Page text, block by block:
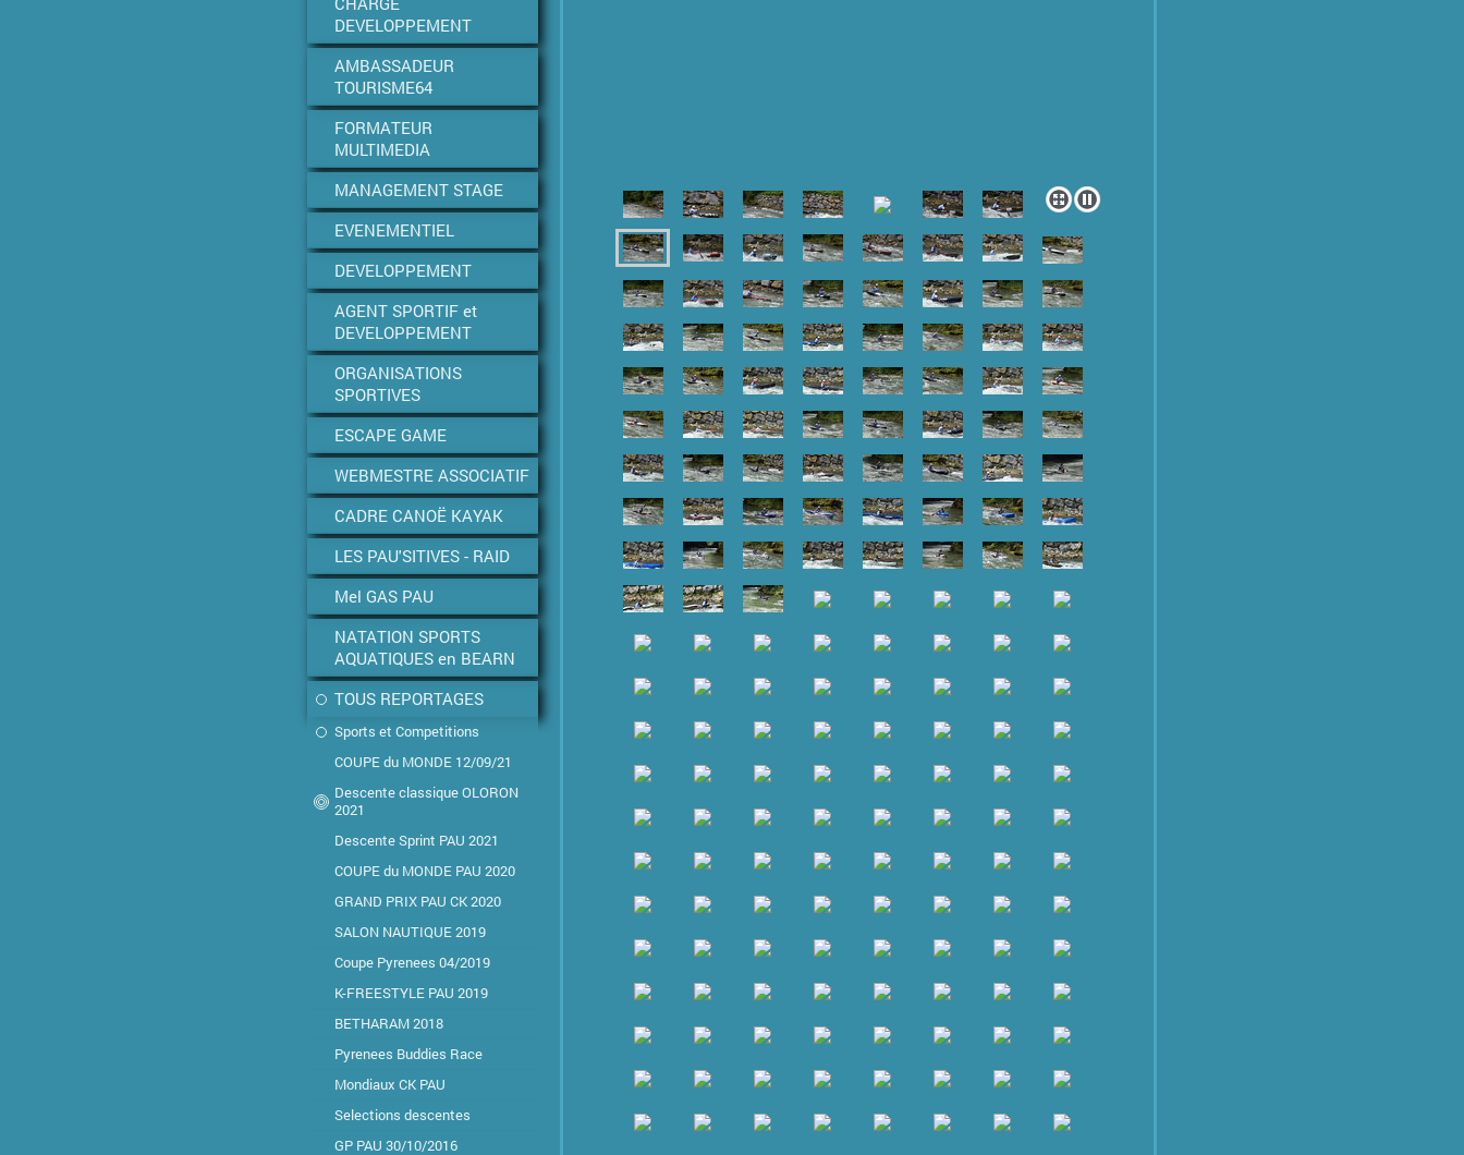
DEVELOPPEMENT
AMBASSADEUR
TOURISME64
FORMATEUR
MULTIMEDIA
MANAGEMENT STAGE
EVENEMENTIEL
DEVELOPPEMENT
AGENT SPORTIF et
DEVELOPPEMENT
ORGANISATIONS
SPORTIVES
ESCAPE GAME
WEBMESTRE ASSOCIATIF
CADRE CANOË KAYAK
LES PAU'SITIVES - RAID
Mel GAS PAU
NATATION SPORTS
AQUATIQUES en BEARN
TOUS REPORTAGES
Sports et Competitions
COUPE du MONDE 12/09/21
Descente classique OLORON
2021
Descente Sprint PAU 2021
COUPE du MONDE PAU 2020
GRAND PRIX PAU CK 2020
SALON NAUTIQUE 2019
Coupe Pyrenees 04/2019
K-FREESTYLE PAU 2019
BETHARAM 2018
Pyrenees Buddies Race
Mondiaux CK PAU
Selections descentes
GP PAU 30/10/2016